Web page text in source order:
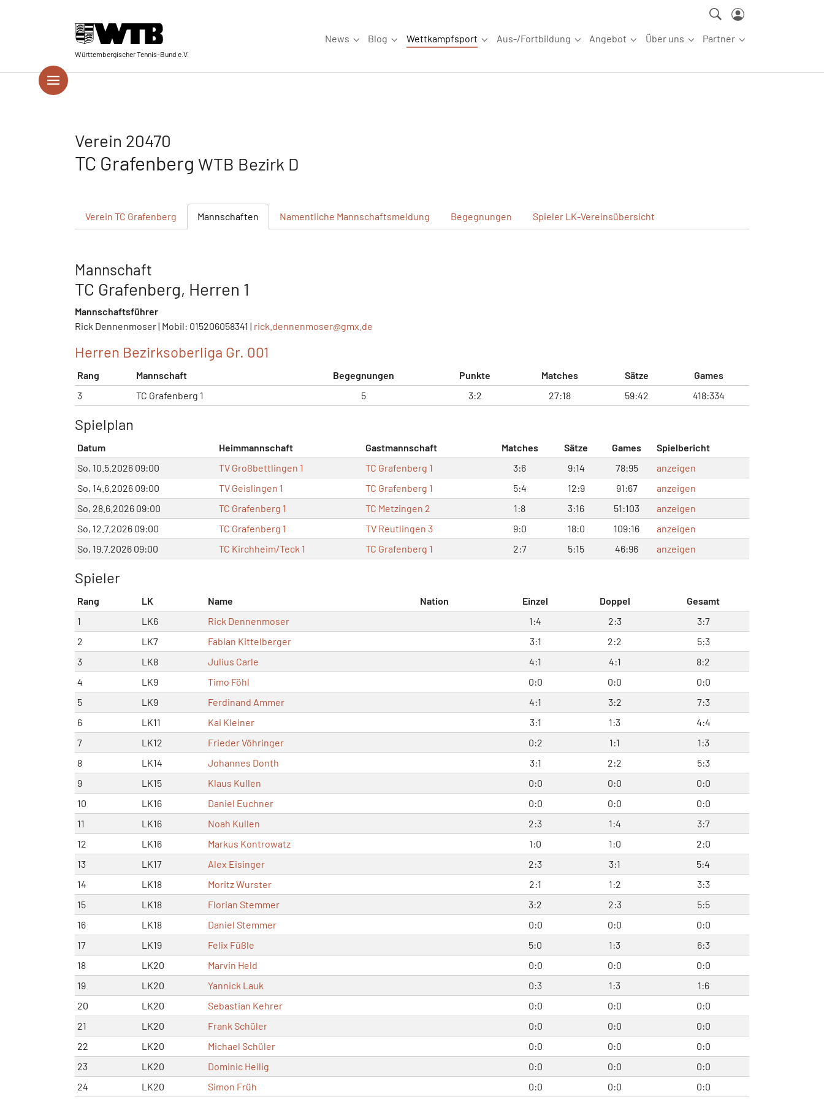
Württembergischer Tennis-Bund e.V.
News
Submenu for "News"
Blog
Submenu for "Blog"
Wettkampfsport
Submenu for "Wettkampfsport"
Aus-/Fortbildung
Submenu for "Aus-/Fortbildung"
Angebot
Submenu for "Angebot"
Über uns
Submenu for "Über uns"
Partner
Submenu for
Verein 20470
TC Grafenberg WTB Bezirk D
Verein TC Grafenberg Mannschaften Namentliche Mannschaftsmeldung Begegnungen Spieler LK-Vereinsübersicht
Mannschaft
TC Grafenberg, Herren 1
Mannschaftsführer
Rick Dennenmoser | Mobil: 015206058341 | rick.dennenmoser@gmx.de
Herren Bezirksoberliga Gr. 001
Rang Mannschaft Begegnungen Punkte Matches Sätze
Games
3
TC Grafenberg 1 5 3:2 27:18 59:42 418:334
Spielplan
Datum Heimmannschaft Gastmannschaft Matches Sätze Games
Spielbericht
So, 10.5.2026 09:00
TV Großbettlingen 1 TC Grafenberg 1 3:6 9:14 78:95
anzeigen
So, 14.6.2026 09:00
TV Geislingen 1 TC Grafenberg 1 5:4 12:9 91:67
anzeigen
So, 28.6.2026 09:00
TC Grafenberg 1 TC Metzingen 2 1:8 3:16 51:103
anzeigen
So, 12.7.2026 09:00
TC Grafenberg 1 TV Reutlingen 3 9:0 18:0 109:16
anzeigen
So, 19.7.2026 09:00
TC Kirchheim/Teck 1 TC Grafenberg 1 2:7 5:15 46:96 anzeigen
Spieler
Rang LK Name Nation Einzel Doppel
Gesamt
1
LK6 Rick Dennenmoser 1:4 2:3
3:7
2
LK7 Fabian Kittelberger 3:1 2:2
5:3
3
LK8 Julius Carle 4:1 4:1
8:2
4
LK9 Timo Föhl 0:0 0:0
0:0
5
LK9 Ferdinand Ammer 4:1 3:2
7:3
6
LK11 Kai Kleiner 3:1 1:3
4:4
7
LK12 Frieder Vöhringer 0:2 1:1
1:3
8
LK14 Johannes Donth 3:1 2:2
5:3
9
LK15 Klaus Kullen 0:0 0:0
0:0
10
LK16 Daniel Euchner 0:0 0:0
0:0
11
LK16 Noah Kullen 2:3 1:4
3:7
12
LK16 Markus Kontrowatz 1:0 1:0
2:0
13
LK17 Alex Eisinger 2:3 3:1
5:4
14
LK18 Moritz Wurster 2:1 1:2
3:3
15
LK18 Florian Stemmer 3:2 2:3
5:5
16
LK18 Daniel Stemmer 0:0 0:0
0:0
17
LK19 Felix Füßle 5:0 1:3
6:3
18
LK20 Marvin Held 0:0 0:0
0:0
19
LK20 Yannick Lauk 0:3 1:3
1:6
20
LK20 Sebastian Kehrer 0:0 0:0
0:0
21
LK20 Frank Schüler 0:0 0:0
0:0
22
LK20 Michael Schüler 0:0 0:0
0:0
23
LK20 Dominic Heilig 0:0 0:0
0:0
24
LK20 Simon Früh 0:0 0:0 0:0